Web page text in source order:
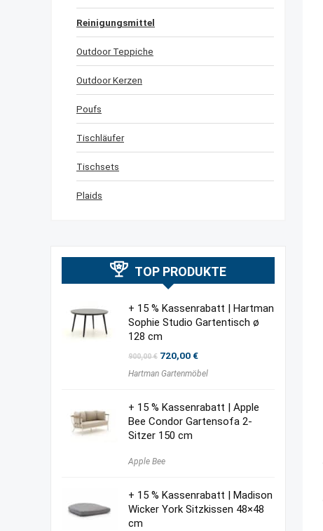
Reinigungsmittel
Outdoor Teppiche
Outdoor Kerzen
Poufs
Tischläufer
Tischsets
Plaids
TOP PRODUKTE
+ 15 % Kassenrabatt | Hartman
Sophie Studio Gartentisch ø
128 cm
900,00€ Ursprünglicher
war:
720,00€Aktueller
ist:
Hartman Gartenmöbel
+ 15 % Kassenrabatt | Apple
Bee Condor Gartensofa 2-
Sitzer 150 cm
Apple Bee
+ 15 % Kassenrabatt | Madison
Wicker York Sitzkissen 48×48
cm